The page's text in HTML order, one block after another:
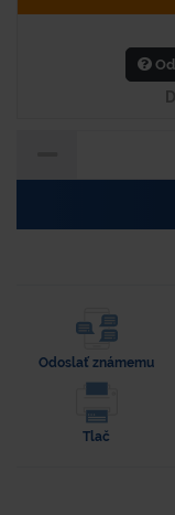
Odoslať známemu
Tlač